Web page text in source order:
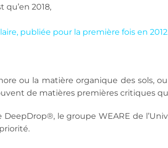
2018,
publiée pour la première fois en
ou la matière organique des sols,
de matières premières critiques
le groupe WEARE de